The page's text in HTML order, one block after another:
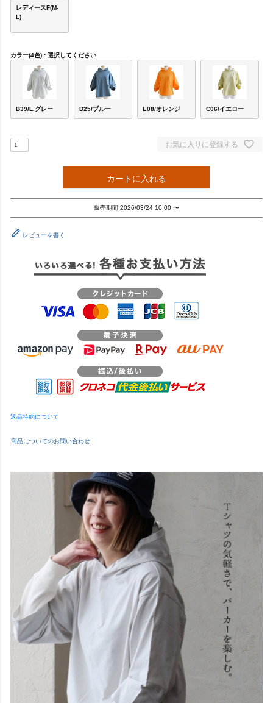
レディースF(M-
L)
カラー(4色) 選択してください
B39/L.グレー D25/ブルー E08/オレンジ C06/イエロー
お気に入りに登録する
カートに入れる
販売期間 2026/03/24 10:00 〜
レビューを書く
返品特約について
商品についてのお問い合わせ